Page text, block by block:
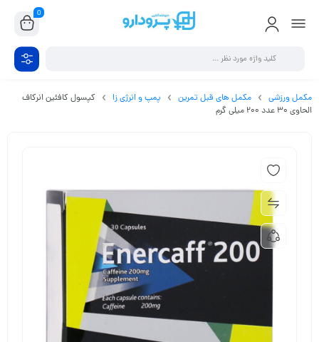
0
مکمل ورزشی مکمل های قبل تمرین پمپ و انرژی زا
کپسول کافئین انرکاف
الحاوی 30 عدد 200 میلی گرم